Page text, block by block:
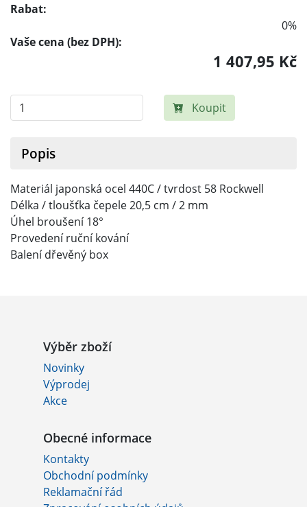
Rabat:
0%
Vaše cena (bez DPH):
1 407,95 Kč
Koupit
Popis
Materiál japonská ocel 440C / tvrdost 58 Rockwell
Délka / tloušťka čepele 20,5 cm / 2 mm
Úhel broušení 18°
Provedení ruční kování
Balení dřevěný box
Výběr zboží
Novinky
Výprodej
Akce
Obecné informace
Kontakty
Obchodní podmínky
Reklamační řád